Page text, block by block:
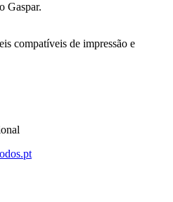
Gaspar.
compatíveis de impressão e